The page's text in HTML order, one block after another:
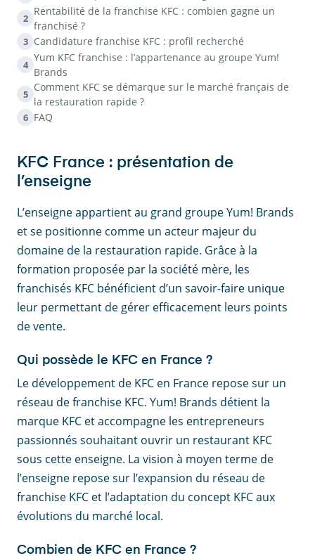
2
Rentabilité de la franchise KFC : combien gagne un
franchisé ?
3 Candidature franchise KFC : profil recherché
4
Yum KFC franchise : l’appartenance au groupe Yum!
Brands
5
Comment KFC se démarque sur le marché français de
la restauration rapide ?
6 FAQ
KFC France : présentation de
l’enseigne
L’enseigne appartient au grand groupe Yum! Brands
et se positionne comme un acteur majeur du
domaine de la restauration rapide. Grâce à la
formation proposée par la société mère, les
franchisés KFC bénéficient d’un savoir-faire unique
leur permettant de gérer efficacement leurs points
de vente.
Qui possède le KFC en France ?
Le développement de KFC en France repose sur un
réseau de franchise KFC. Yum! Brands détient la
marque KFC et accompagne les entrepreneurs
passionnés souhaitant ouvrir un restaurant KFC
sous cette enseigne. La vision à moyen terme de
l’enseigne repose sur l’expansion du réseau de
franchise KFC et l’adaptation du concept KFC aux
évolutions du marché local.
Combien de KFC en France ?